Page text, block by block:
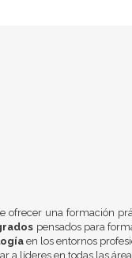
ofrecer una formación
pensados para
en los entornos
a líderes en todas las